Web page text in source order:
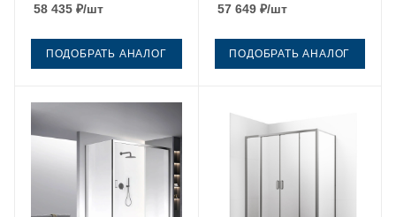
поддона
58 435 ₽/шт
ПОДОБРАТЬ АНАЛОГ
57 649₽/шт
ПОДОБРАТЬ АНАЛОГ